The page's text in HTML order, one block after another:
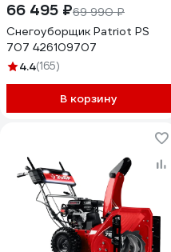
66 495 ₽69 990 ₽
Снегоуборщик Patriot PS
707 426109707
4.4(165)
В корзину